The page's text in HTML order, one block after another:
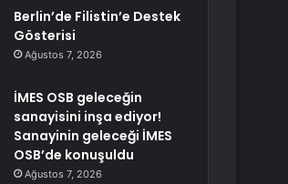
Berlin’de Filistin’e Destek
Gösterisi
Ağustos 7, 2026
İMES OSB geleceğin
sanayisini inşa ediyor!
Sanayinin geleceği İMES
OSB’de konuşuldu
Ağustos 7, 2026